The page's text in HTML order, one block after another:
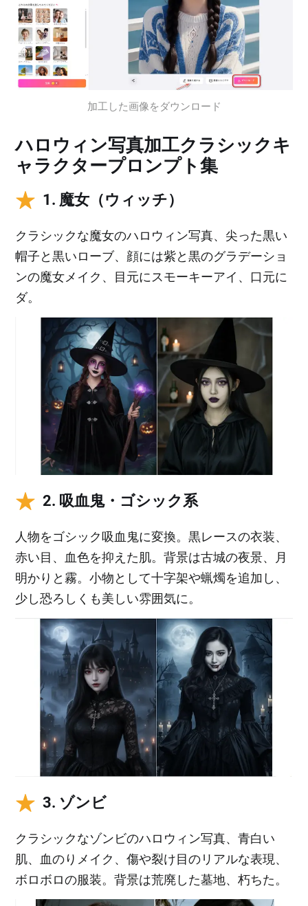
加工した画像をダウンロード
ハロウィン写真加工クラシックキ
ャラクタープロンプト集
1. 魔女（ウィッチ）
クラシックな魔女のハロウィン写真、尖った黒い
帽子と黒いローブ、顔には紫と黒のグラデーショ
ンの魔女メイク、目元にスモーキーアイ、口元に
ダ。
2. 吸血鬼・ゴシック系
人物をゴシック吸血鬼に変換。黒レースの衣装、
赤い目、血色を抑えた肌。背景は古城の夜景、月
明かりと霧。小物として十字架や蝋燭を追加し、
少し恐ろしくも美しい雰囲気に。
3. ゾンビ
クラシックなゾンビのハロウィン写真、青白い
肌、血のりメイク、傷や裂け目のリアルな表現、
ボロボロの服装。背景は荒廃した墓地、朽ちた。